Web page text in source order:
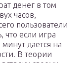
денег в том
часов,
пользователи
что если игра
дается на
В теории